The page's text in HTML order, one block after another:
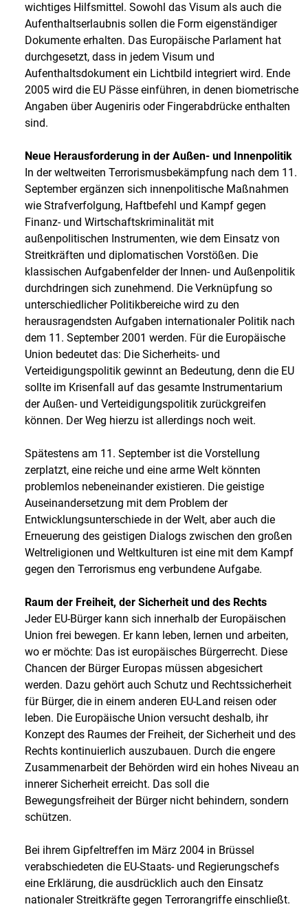
wichtiges Hilfsmittel. Sowohl das Visum als auch die
Aufenthaltserlaubnis sollen die Form eigenständiger
Dokumente erhalten. Das Europäische Parlament hat
durchgesetzt, dass in jedem Visum und
Aufenthaltsdokument ein Lichtbild integriert wird. Ende
2005 wird die EU Pässe einführen, in denen biometrische
Angaben über Augeniris oder Fingerabdrücke enthalten
sind.
Neue Herausforderung in der Außen- und Innenpolitik
In der weltweiten Terrorismusbekämpfung nach dem 11.
September ergänzen sich innenpolitische Maßnahmen
wie Strafverfolgung, Haftbefehl und Kampf gegen
Finanz- und Wirtschaftskriminalität mit
außenpolitischen Instrumenten, wie dem Einsatz von
Streitkräften und diplomatischen Vorstößen. Die
klassischen Aufgabenfelder der Innen- und Außenpolitik
durchdringen sich zunehmend. Die Verknüpfung so
unterschiedlicher Politikbereiche wird zu den
herausragendsten Aufgaben internationaler Politik nach
dem 11. September 2001 werden. Für die Europäische
Union bedeutet das: Die Sicherheits- und
Verteidigungspolitik gewinnt an Bedeutung, denn die EU
sollte im Krisenfall auf das gesamte Instrumentarium
der Außen- und Verteidigungspolitik zurückgreifen
können. Der Weg hierzu ist allerdings noch weit.
Spätestens am 11. September ist die Vorstellung
zerplatzt, eine reiche und eine arme Welt könnten
problemlos nebeneinander existieren. Die geistige
Auseinandersetzung mit dem Problem der
Entwicklungsunterschiede in der Welt, aber auch die
Erneuerung des geistigen Dialogs zwischen den großen
Weltreligionen und Weltkulturen ist eine mit dem Kampf
gegen den Terrorismus eng verbundene Aufgabe.
Raum der Freiheit, der Sicherheit und des Rechts
Jeder EU-Bürger kann sich innerhalb der Europäischen
Union frei bewegen. Er kann leben, lernen und arbeiten,
wo er möchte: Das ist europäisches Bürgerrecht. Diese
Chancen der Bürger Europas müssen abgesichert
werden. Dazu gehört auch Schutz und Rechtssicherheit
für Bürger, die in einem anderen EU-Land reisen oder
leben. Die Europäische Union versucht deshalb, ihr
Konzept des Raumes der Freiheit, der Sicherheit und des
Rechts kontinuierlich auszubauen. Durch die engere
Zusammenarbeit der Behörden wird ein hohes Niveau an
innerer Sicherheit erreicht. Das soll die
Bewegungsfreiheit der Bürger nicht behindern, sondern
schützen.
Bei ihrem Gipfeltreffen im März 2004 in Brüssel
verabschiedeten die EU-Staats- und Regierungschefs
eine Erklärung, die ausdrücklich auch den Einsatz
nationaler Streitkräfte gegen Terrorangriffe einschließt.